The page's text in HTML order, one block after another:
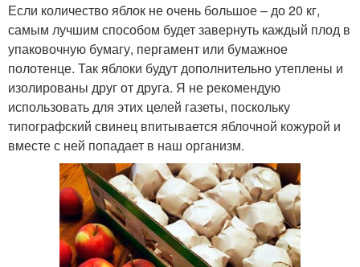
Если количество яблок не очень большое – до 20 кг,
самым лучшим способом будет завернуть каждый плод в
упаковочную бумагу, пергамент или бумажное
полотенце. Так яблоки будут дополнительно утеплены и
изолированы друг от друга. Я не рекомендую
использовать для этих целей газеты, поскольку
типографский свинец впитывается яблочной кожурой и
вместе с ней попадает в наш организм.